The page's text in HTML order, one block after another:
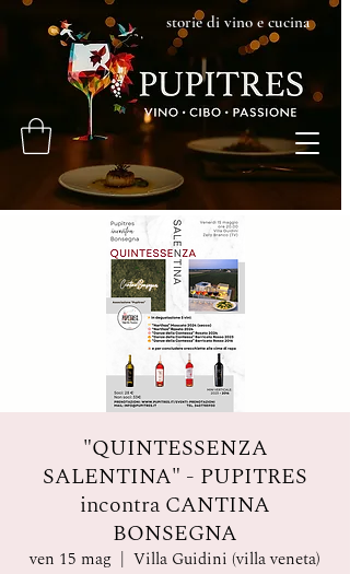
storie di vino e cucina
"QUINTESSENZA
SALENTINA" - PUPITRES
incontra CANTINA
BONSEGNA
ven 15 mag
  |
Villa Guidini (villa veneta)